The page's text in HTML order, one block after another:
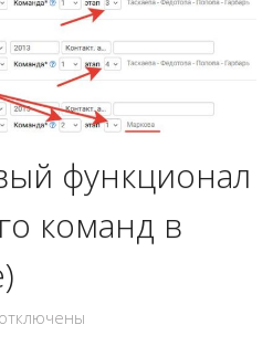
функционал
команд в
отключены